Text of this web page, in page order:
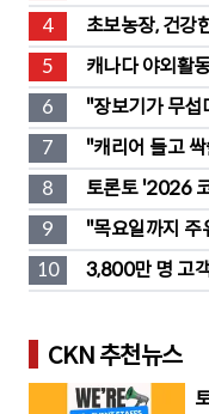
트리트 바뀐다”
4
초보농장, 건강
도 판매
5
캐나다 야외활
처법은?
6
"장보기가 무
부담'
7
"캐리어 들고
훔친 물건 재유
8
토론토 '2026
9
"목요일까지
고
10
3,800만 명 고
단소송 직면
CKN 추천뉴스